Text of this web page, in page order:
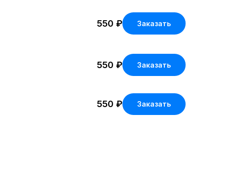
550 ₽ Заказать
550 ₽ Заказать
550 ₽ Заказать